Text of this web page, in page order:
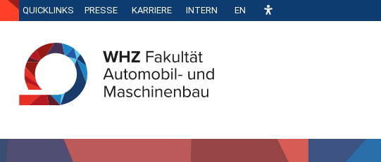
QUICKLINKS PRESSE KARRIERE INTERN EN